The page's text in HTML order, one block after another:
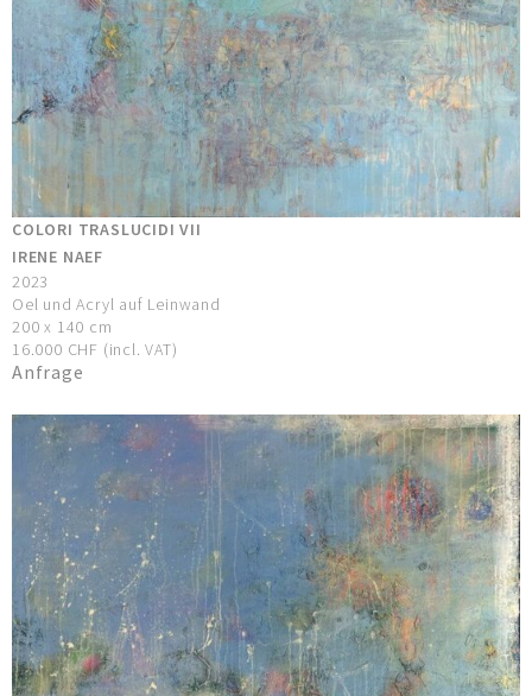
COLORI TRASLUCIDI VII
IRENE NAEF
2023
Oel und Acryl auf Leinwand
200 x 140 cm
16.000 CHF (incl. VAT)
Anfrage